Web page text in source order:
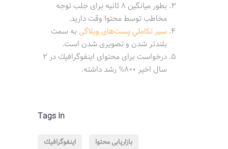
بطور میانگین 8 ثانیه برای جلب توجه
مخاطب توسط محتوا وقت دارید.
سير تكاملي پست‌های وبلاگی به سمت
بلندتر شدن و تصويری شدن است.
درخواست برای محتوای اينفوگرافيك در 2
سال اخير 800% رشد داشته.
Tags In
اينفوگرافيك
بازاریابی محتوا